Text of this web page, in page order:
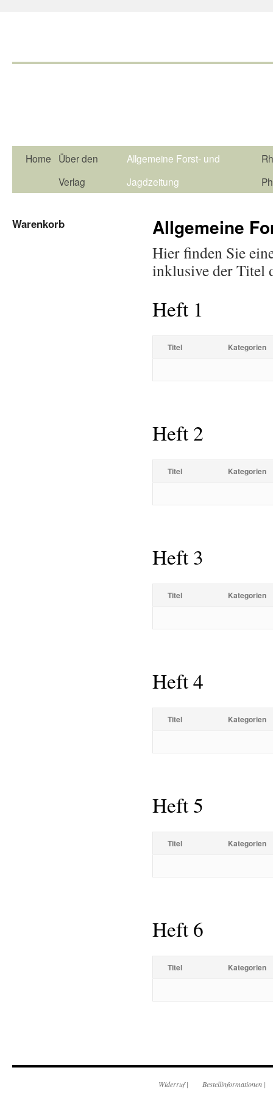
Home
Über den
Verlag
Allgemeine Forst- und
Jagdzeitung
Allgemeine
Hier finden Sie
inklusive der Titel
Heft 1
Titel Kategorien
Heft 2
Titel Kategorien
Heft 3
Titel Kategorien
Heft 4
Titel Kategorien
Heft 5
Titel Kategorien
Heft 6
Titel Kategorien
Warenkorb
Widerruf| Bestellinformationen |